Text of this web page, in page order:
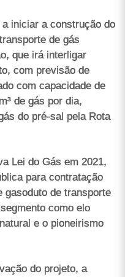
iniciar a construção do
de gás
que irá interligar
com previsão de
com capacidade de
de gás por dia,
do pré-sal pela Rota
Lei do Gás em 2021,
para contratação
gasoduto de transporte
como elo
e o pioneirismo
do projeto, a